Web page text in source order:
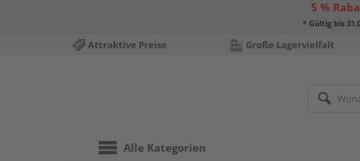
5 %
* Gültig bis
Attraktive Preise Große Lagervielfalt
Alle Kategorien